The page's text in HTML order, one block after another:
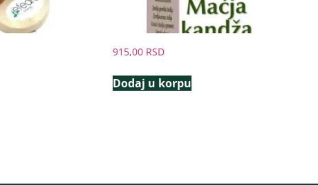
915,00 RSD
Dodaj u korpu